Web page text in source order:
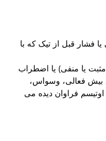
قبل از تیک که با
یا منفی) یا اضطراب
بیش فعالی، وسواس،
فراوان دیده می